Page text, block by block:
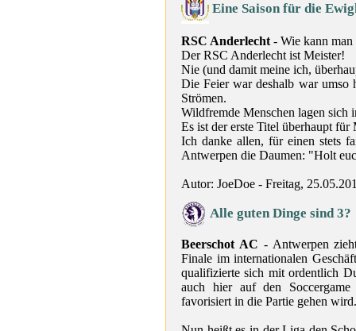
Eine Saison für die
RSC Anderlecht - Wie kann man
Der RSC Anderlecht ist Meister!
Nie (und damit meine ich,
Die Feier war deshalb war umso
Strömen.
Wildfremde Menschen lagen
Es ist der erste Titel überhaupt für
Ich danke allen, für einen stets
Antwerpen die Daumen: "Holt
Autor: JoeDoe - Freitag,
Alle guten Dinge sind 3?
Beerschot AC - Antwerpen
Finale im internationalen
qualifizierte sich mit ordentlich
auch hier auf den
favorisiert in die Partie gehen